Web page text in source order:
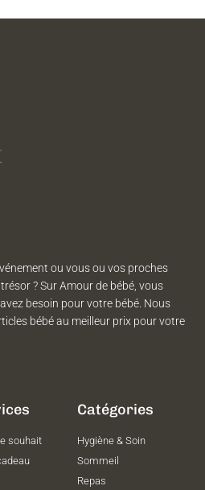
ou vous ou vos proches
? Sur Amour de bébé, vous
besoin pour votre bébé. Nous
bébé au meilleur prix pour votre
souhait
Catégories
Hygiène & Soin
Sommeil
Repas